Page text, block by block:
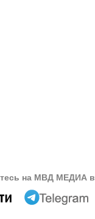
на МВД МЕДИА в